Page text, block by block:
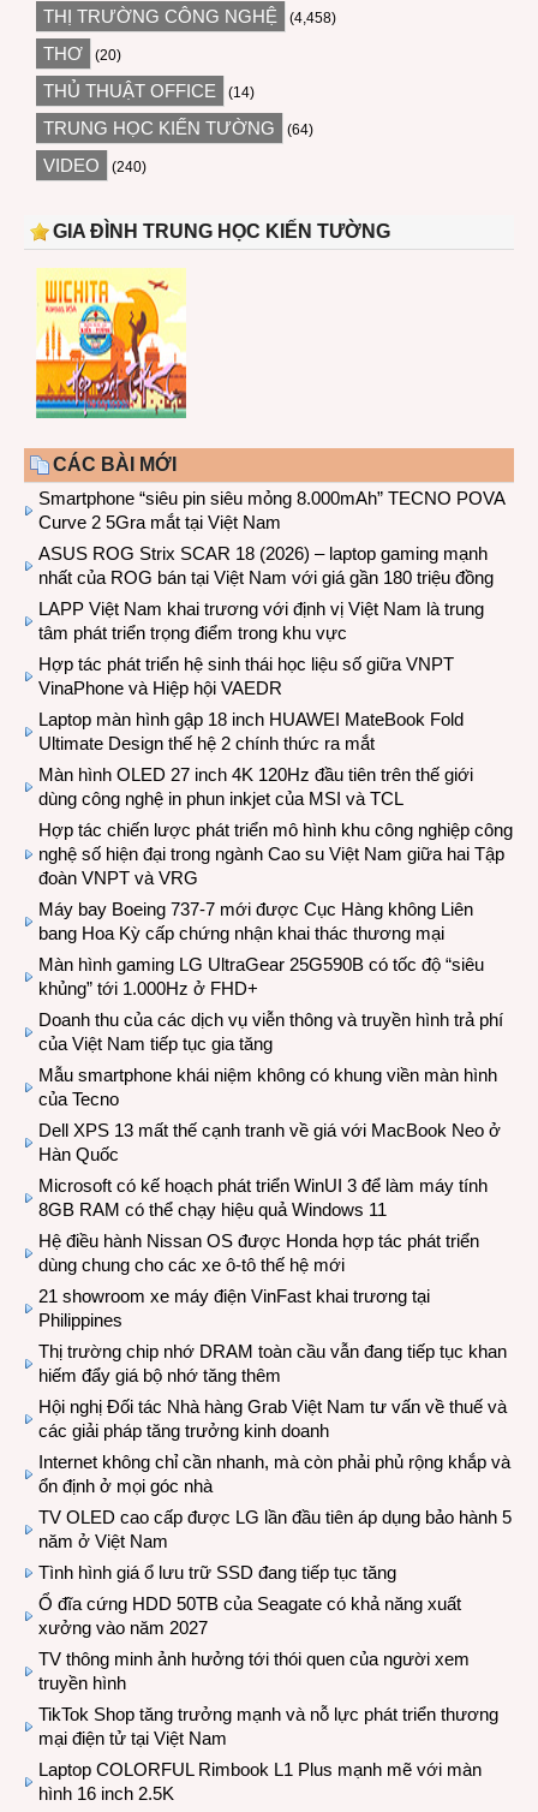
THỊ TRƯỜNG CÔNG NGHỆ (4,458)
THƠ (20)
THỦ THUẬT OFFICE (14)
TRUNG HỌC KIẾN TƯỜNG (64)
VIDEO (240)
GIA ĐÌNH TRUNG HỌC KIẾN TƯỜNG
CÁC BÀI MỚI
Smartphone “siêu pin siêu mỏng 8.000mAh” TECNO POVA
Curve 2 5Gra mắt tại Việt Nam
ASUS ROG Strix SCAR 18 (2026) – laptop gaming mạnh
nhất của ROG bán tại Việt Nam với giá gần 180 triệu đồng
LAPP Việt Nam khai trương với định vị Việt Nam là trung
tâm phát triển trọng điểm trong khu vực
Hợp tác phát triển hệ sinh thái học liệu số giữa VNPT
VinaPhone và Hiệp hội VAEDR
Laptop màn hình gập 18 inch HUAWEI MateBook Fold
Ultimate Design thế hệ 2 chính thức ra mắt
Màn hình OLED 27 inch 4K 120Hz đầu tiên trên thế giới
dùng công nghệ in phun inkjet của MSI và TCL
Hợp tác chiến lược phát triển mô hình khu công nghiệp công
nghệ số hiện đại trong ngành Cao su Việt Nam giữa hai Tập
đoàn VNPT và VRG
Máy bay Boeing 737-7 mới được Cục Hàng không Liên
bang Hoa Kỳ cấp chứng nhận khai thác thương mại
Màn hình gaming LG UltraGear 25G590B có tốc độ “siêu
khủng” tới 1.000Hz ở FHD+
Doanh thu của các dịch vụ viễn thông và truyền hình trả phí
của Việt Nam tiếp tục gia tăng
Mẫu smartphone khái niệm không có khung viền màn hình
của Tecno
Dell XPS 13 mất thế cạnh tranh về giá với MacBook Neo ở
Hàn Quốc
Microsoft có kế hoạch phát triển WinUI 3 để làm máy tính
8GB RAM có thể chạy hiệu quả Windows 11
Hệ điều hành Nissan OS được Honda hợp tác phát triển
dùng chung cho các xe ô-tô thế hệ mới
21 showroom xe máy điện VinFast khai trương tại
Philippines
Thị trường chip nhớ DRAM toàn cầu vẫn đang tiếp tục khan
hiếm đẩy giá bộ nhớ tăng thêm
Hội nghị Đối tác Nhà hàng Grab Việt Nam tư vấn về thuế và
các giải pháp tăng trưởng kinh doanh
Internet không chỉ cần nhanh, mà còn phải phủ rộng khắp và
ổn định ở mọi góc nhà
TV OLED cao cấp được LG lần đầu tiên áp dụng bảo hành 5
năm ở Việt Nam
Tình hình giá ổ lưu trữ SSD đang tiếp tục tăng
Ổ đĩa cứng HDD 50TB của Seagate có khả năng xuất
xưởng vào năm 2027
TV thông minh ảnh hưởng tới thói quen của người xem
truyền hình
TikTok Shop tăng trưởng mạnh và nỗ lực phát triển thương
mại điện tử tại Việt Nam
Laptop COLORFUL Rimbook L1 Plus mạnh mẽ với màn
hình 16 inch 2.5K